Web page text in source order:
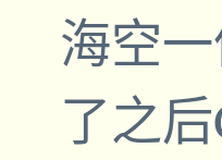
海空
了之